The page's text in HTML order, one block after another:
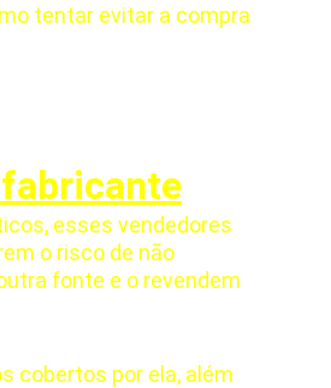
tentar evitar a compra
esses vendedores
o risco de não
fonte e o revendem
cobertos por ela, além